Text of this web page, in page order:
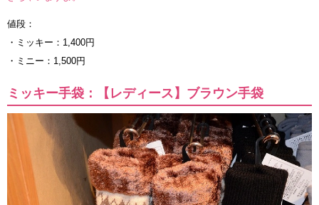
値段：
・ミッキー：1,400円
・ミニー：1,500円
ミッキー手袋：【レディース】ブラウン手袋